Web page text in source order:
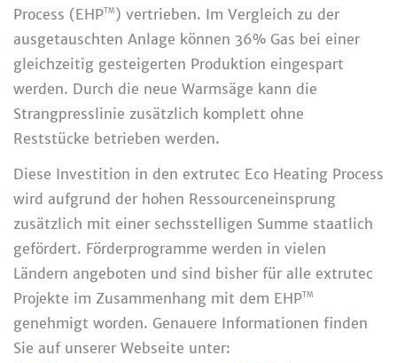
Process (EHPTM ) vertrieben. Im Vergleich zu der
ausgetauschten Anlage können 36% Gas bei einer
gleichzeitig gesteigerten Produktion eingespart
werden. Durch die neue Warmsäge kann die
Strangpresslinie zusätzlich komplett ohne
Reststücke betrieben werden.
Diese Investition in den extrutec Eco Heating Process
wird aufgrund der hohen Ressourceneinsprung
zusätzlich mit einer sechsstelligen Summe staatlich
gefördert. Förderprogramme werden in vielen
Ländern angeboten und sind bisher für alle extrutec
Projekte im Zusammenhang mit dem EHPTM
genehmigt worden. Genauere Informationen finden
Sie auf unserer Webseite unter: